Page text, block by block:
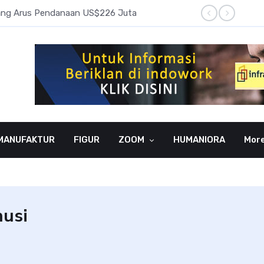
Arus Pendanaan US$226 Juta Laba
FIGUR ZOOM HUMANIORA